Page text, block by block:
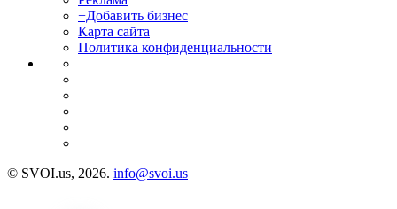
+Добавить бизнес
Карта сайта
Политика конфиденциальности
© SVOI.us, 2026. info@svoi.us